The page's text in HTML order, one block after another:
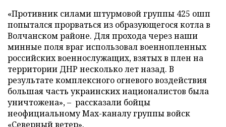
«Противник силами штурмовой группы 425 ошп
попытался прорваться из образующегося котла в
Волчанском районе. Для прохода через наши
минные поля враг использовал военнопленных
российских военнослужащих, взятых в плен на
территории ДНР несколько лет назад. В
результате комплексного огневого воздействия
большая часть украинских националистов была
уничтожена», – рассказали бойцы
неофициальному Max-каналу группы войск
«Северный ветер».